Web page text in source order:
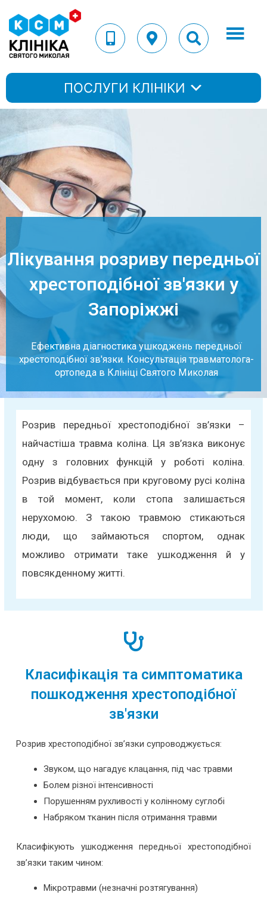
ПОСЛУГИ КЛІНІКИ
Лікування розриву передньої
хрестоподібної зв'язки у
Запоріжжі
Ефективна діагностика ушкоджень передньої
хрестоподібної зв'язки. Консультація травматолога-
ортопеда в Клініці Святого Миколая
Розрив передньої хрестоподібної зв’язки –
найчастіша травма коліна. Ця зв’язка виконує
одну з головних функцій у роботі коліна.
Розрив відбувається при круговому русі коліна
в той момент, коли стопа залишається
нерухомою. З такою травмою стикаються
люди, що займаються спортом, однак
можливо отримати таке ушкодження й у
повсякденному житті.
Класифікація та симптоматика
пошкодження хрестоподібної
зв'язки
Розрив хрестоподібної зв’язки супроводжується:
Звуком, що нагадує клацання, під час травми
Болем різної інтенсивності
Порушенням рухливості у колінному суглобі
Набряком тканин після отримання травми
Класифікують ушкодження передньої хрестоподібної
зв’язки таким чином:
Мікротравми (незначні розтягування)